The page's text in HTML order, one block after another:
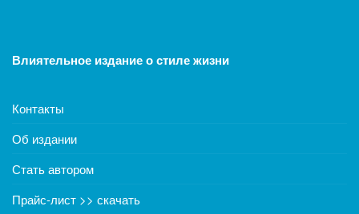
Влиятельное издание о стиле жизни
Контакты
Об издании
Стать автором
Прайс-лист >> скачать